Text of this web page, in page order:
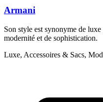
Armani
Son style est synonyme de
modernité et de sophistication.
Luxe, Accessoires & Sacs,